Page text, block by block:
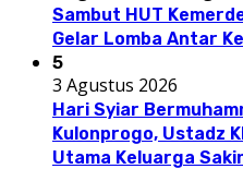
Sambut HUT
Gelar Lomba Antar
5
3 Agustus 2026
Hari Syiar
Kulonprogo, Ustadz
Utama Keluarga